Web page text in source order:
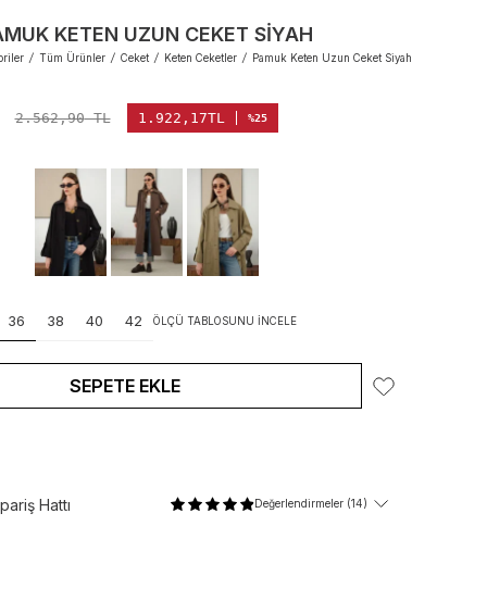
KETEN UZUN CEKET SIYAH
/ Tüm Ürünler / Ceket / Keten Ceketler / Pamuk Keten Uzun Ceket Siyah
2.562,90TL 1.922,17TL %25
36 38 40 42 ÖLÇÜ TABLOSUNU İNCELE
SEPETE EKLE
Hattı Değerlendirmeler (14)